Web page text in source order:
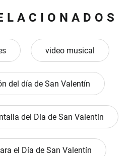
video musical
del día de San Valentín
del Día de San Valentín
el Día de San Valentín